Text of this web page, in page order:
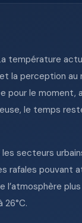
température
la perception au
pour le moment,
le temps
secteurs
rafales pouvant